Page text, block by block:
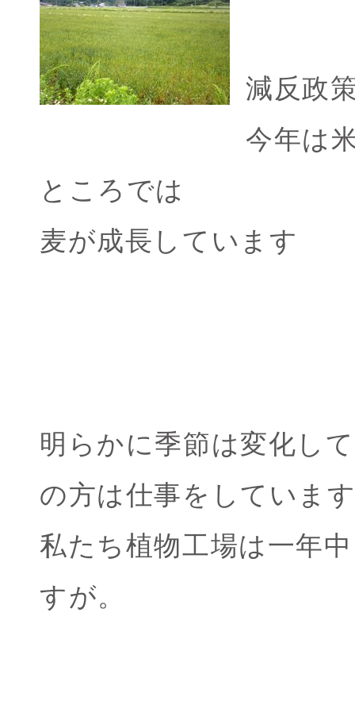
減反政
今年は
ところでは
麦が成長しています
明らかに季節は変化し
の方は仕事をしていま
私たち植物工場は一年
すが。